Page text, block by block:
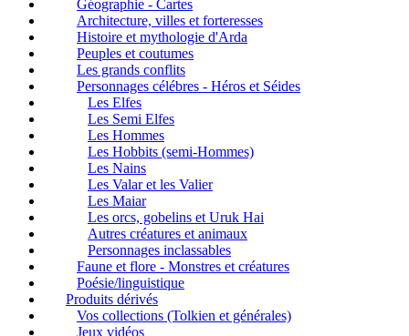
Géographie - Cartes
Architecture, villes et forteresses
Histoire et mythologie d'Arda
Peuples et coutumes
Les grands conflits
Personnages célébres - Héros et Séides
Les Elfes
Les Semi Elfes
Les Hommes
Les Hobbits (semi-Hommes)
Les Nains
Les Valar et les Valier
Les Maiar
Les orcs, gobelins et Uruk Hai
Autres créatures et animaux
Personnages inclassables
Faune et flore - Monstres et créatures
Poésie/linguistique
Produits dérivés
Vos collections (Tolkien et générales)
Jeux vidéos